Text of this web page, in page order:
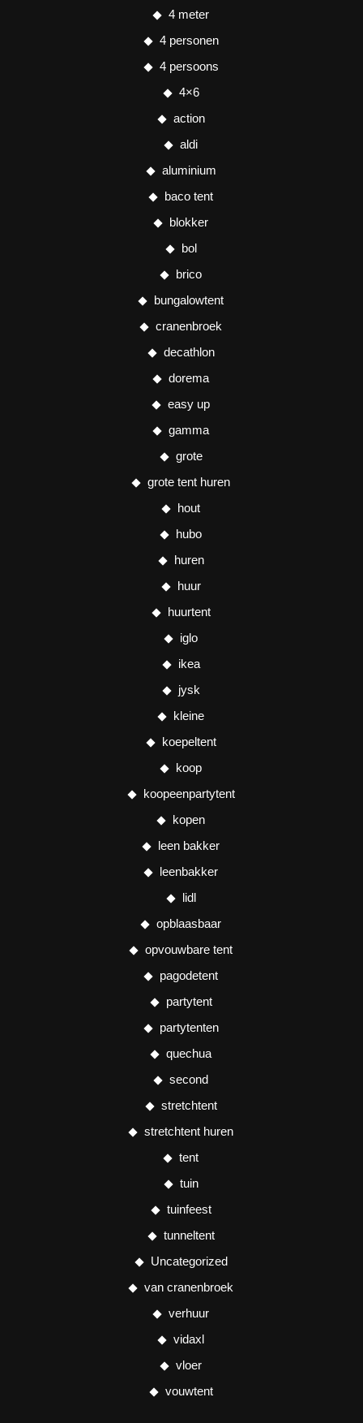
4 meter
4 personen
4 persoons
4×6
action
aldi
aluminium
baco tent
blokker
bol
brico
bungalowtent
cranenbroek
decathlon
dorema
easy up
gamma
grote
grote tent huren
hout
hubo
huren
huur
huurtent
iglo
ikea
jysk
kleine
koepeltent
koop
koopeenpartytent
kopen
leen bakker
leenbakker
lidl
opblaasbaar
opvouwbare tent
pagodetent
partytent
partytenten
quechua
second
stretchtent
stretchtent huren
tent
tuin
tuinfeest
tunneltent
Uncategorized
van cranenbroek
verhuur
vidaxl
vloer
vouwtent